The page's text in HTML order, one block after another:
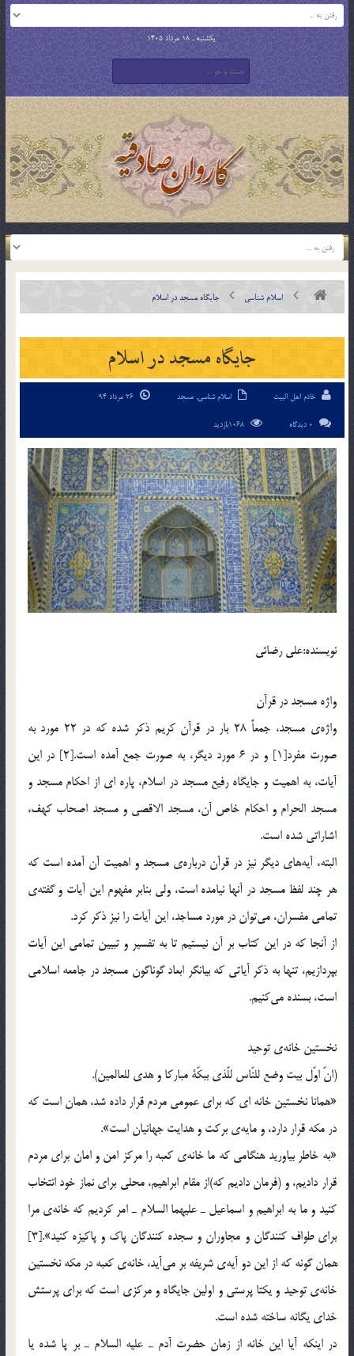
یکشنبه , 18 مرداد 1405
اسلام شناسی جايگاه مسجد در اسلام
جايگاه مسجد در اسلام
خادم اهل البیت اسلام شناسی, مسجد
0 دیدگاه
نويسنده:علي رضائي
واژه مسجد در قرآن
واژه‎ي مسجد، جمعاً 28 بار در قرآن كريم ذكر شده كه در 22 مورد به
صورت مفرد[1] و در 6 مورد ديگر، به صورت جمع آمده است.[2] در اين
آيات، به اهميت و جايگاه رفيع مسجد در اسلام، پاره اي از احكام مسجد و
مسجد الحرام و احكام خاص آن، مسجد الاقصي و مسجد اصحاب كهف،
اشاراتي شده است.
البته، آيه‌هاي ديگر نيز در قرآن درباره‎ي مسجد و اهميت آن آمده است كه
هر چند لفظ مسجد در آنها نيامده است، ولي بنابر مفهوم اين آيات و گفته‎ي
تمامي مفسران، مي‌توان در مورد مساجد، اين آيات را نيز ذكر كرد.
از آنجا كه در اين كتاب بر آن نيستيم تا به تفسير و تبيين تمامي اين آيات
بپردازيم، تنها به ذكر آياتي كه بيانگر ابعاد گوناگون مسجد در جامعه اسلامي
است، بسنده مي‌كنيم.
نخستين خانه‎ي توحيد
(انّ اوّل بيت وضع للنّاس للّذي ببكّة مباركا و هدي للعالمين).
«همانا نخستين خانه اي كه براي عمومي مردم قرار داده شد، همان است كه
در مكه قرار دارد، و مايه‎ي بركت و هدايت جهانيان است».
«به خاطر بياوريد هنگامي كه ما خانه‎ي كعبه را مركز امن و امان براي مردم
قرار داديم، و (فرمان داديم كه)از مقام ابراهيم، محلي براي نماز خود انتخاب
كنيد و ما به ابراهيم و اسماعيل ـ عليهما السلام ـ امر كرديم كه خانه‎ي مرا
براي طواف كنندگان و مجاوران و سجده كنندگان پاك و پاكيزه كنيد».[3]
همان گونه كه از اين دو آيه‎ي شريفه بر مي‌آيد، خانه‎ي كعبه در مكه نخستين
خانه‎ي توحيد و يكتا پرستي و اولين جايگاه و مركزي است كه براي پرستش
خداي يگانه ساخته شده است.
در اينكه آيا اين خانه از زمان حضرت آدم ـ عليه السلام ـ بر پا شده يا